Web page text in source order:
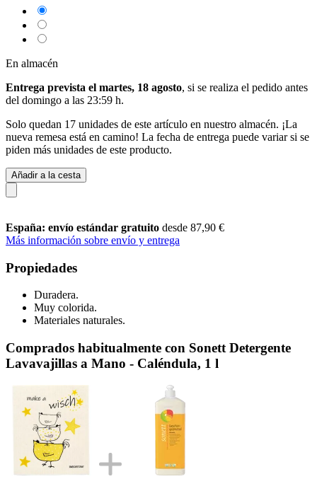
En almacén
Entrega prevista el martes, 18 agosto, si se realiza el pedido antes
del domingo a las 23:59 h.
Solo quedan 17 unidades de este artículo en nuestro almacén. ¡La
nueva remesa está en camino! La fecha de entrega puede variar si se
piden más unidades de este producto.
Añadir a la cesta
España: envío estándar gratuito desde 87,90 €
Más información sobre envío y entrega
Propiedades
Duradera.
Muy colorida.
Materiales naturales.
Comprados habitualmente con Sonett Detergente
Lavavajillas a Mano - Caléndula, 1 l